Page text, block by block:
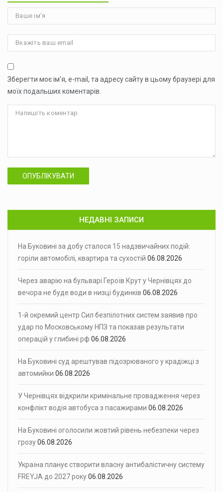
Зберегти моє ім'я, e-mail, та адресу сайту в цьому браузері для
моїх подальших коментарів.
ОПУБЛІКУВАТИ
НЕДАВНІ ЗАПИСИ
На Буковині за добу сталося 15 надзвичайних подій:
горіли автомобілі, квартира та сухостій 06.08.2026
Через аварію на бульварі Героїв Крут у Чернівцях до
вечора не буде води в низці будинків 06.08.2026
1-й окремий центр Сил безпілотних систем заявив про
удар по Московському НПЗ та показав результати
операцій у глибині рф 06.08.2026
На Буковині суд арештував підозрюваного у крадіжці з
автомийки 06.08.2026
У Чернівцях відкрили кримінальне провадження через
конфлікт водія автобуса з пасажирами 06.08.2026
На Буковині оголосили жовтий рівень небезпеки через
грозу06.08.2026
Україна планує створити власну антибалістичну систему
FREYJA до 2027 року06.08.2026